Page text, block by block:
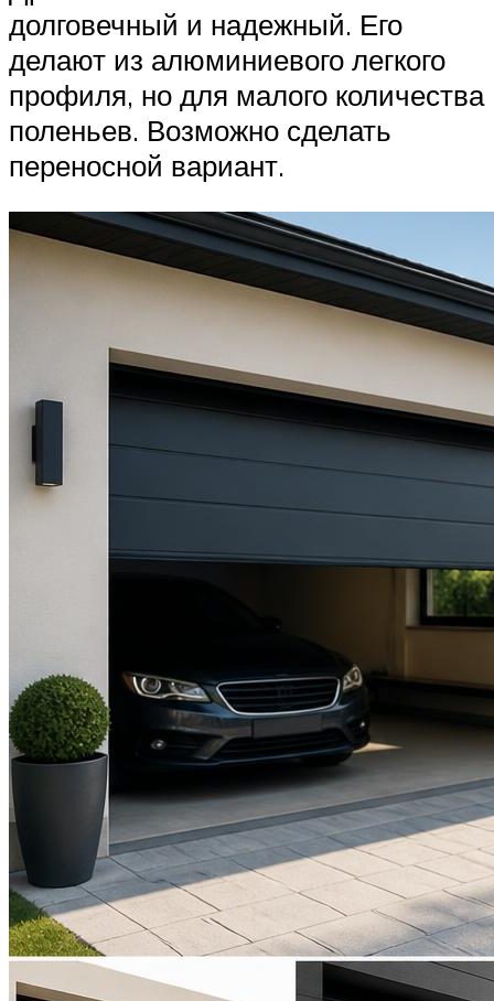
долговечный и надежный. Его
делают из алюминиевого легкого
профиля, но для малого количества
поленьев. Возможно сделать
переносной вариант.